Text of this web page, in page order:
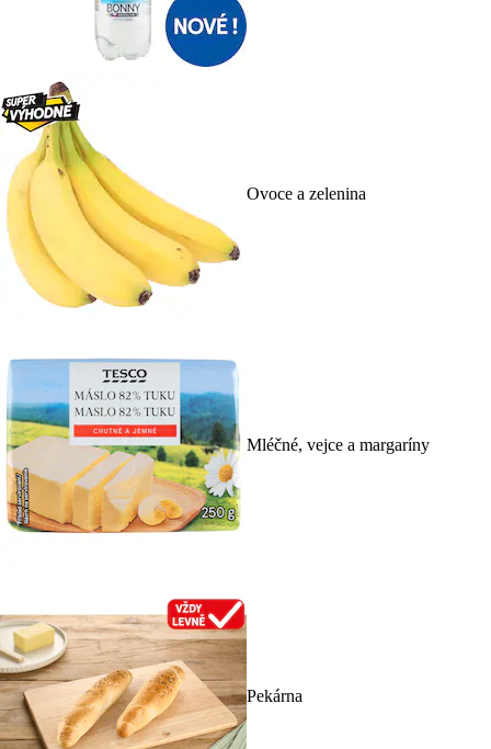
Ovoce a zelenina
Mléčné, vejce a margaríny
Pekárna